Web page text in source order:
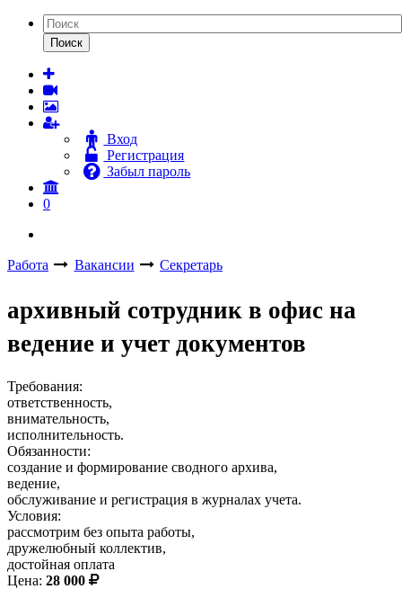
Поиск
Вход
Регистрация
Забыл пароль
0
Работа Вакансии Секретарь
архивный сотрудник в офис на
ведение и учет документов
Требования:
ответственность,
внимательность,
исполнительность.
Обязанности:
создание и формирование сводного архива,
ведение,
обслуживание и регистрация в журналах учета.
Условия:
рассмотрим без опыта работы,
дружелюбный коллектив,
достойная оплата
Цена: 28 000